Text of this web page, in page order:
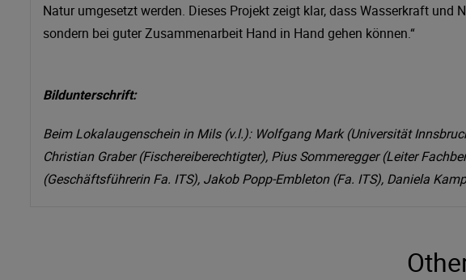
Natur umgesetzt werden. Dieses Projekt zeigt klar, dass Wasserkraft und
sondern bei guter Zusammenarbeit Hand in Hand gehen können.“
Bildunterschrift:
Beim Lokalaugenschein in Mils (v.l.): Wolfgang Mark (Universität
Christian Graber (Fischereiberechtigter), Pius Sommeregger (Leiter
(Geschäftsführerin Fa. ITS), Jakob Popp-Embleton (Fa. ITS), Daniela